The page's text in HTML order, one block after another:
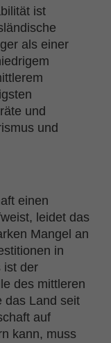
ist
als einer
und
und
einen
leidet das
Mangel an
in
ist der
des mittleren
das Land seit
auf
kann, muss